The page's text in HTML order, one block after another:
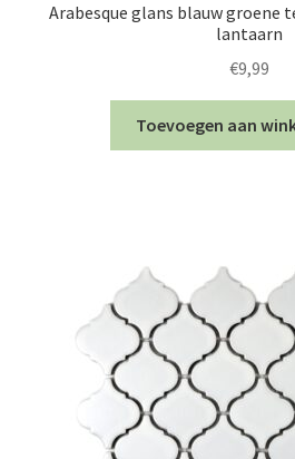
Arabesque glans blauw groene
lantaarn
€9,99
Toevoegen aan